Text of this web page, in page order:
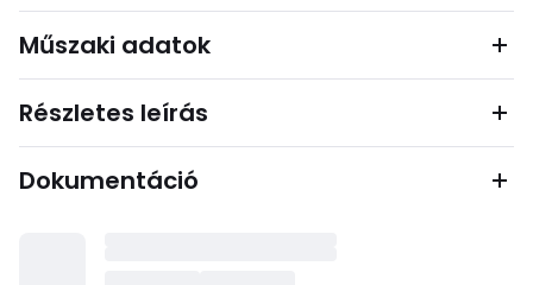
Műszaki adatok
Részletes leírás
Dokumentáció